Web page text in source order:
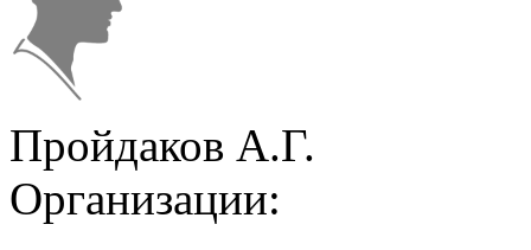
Пройдаков А.Г.
Организации: